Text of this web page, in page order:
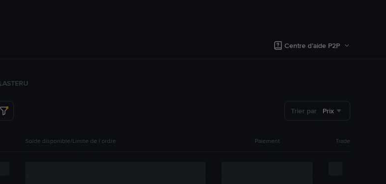
Centre d’aide P2P
ASTERU
Trier par Prix
Solde disponible/Limite de l’ordre Paiement Trade